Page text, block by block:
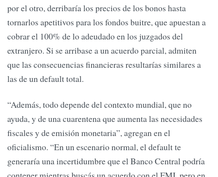
por el otro, derribaría los precios de los bonos hasta
tornarlos apetitivos para los fondos buitre, que apuestan a
cobrar el 100% de lo adeudado en los juzgados del
extranjero. Si se arribase a un acuerdo parcial, admiten
que las consecuencias financieras resultarías similares a
las de un default total.
“Además, todo depende del contexto mundial, que no
ayuda, y de una cuarentena que aumenta las necesidades
fiscales y de emisión monetaria”, agregan en el
oficialismo. “En un escenario normal, el default te
generaría una incertidumbre que el Banco Central podría